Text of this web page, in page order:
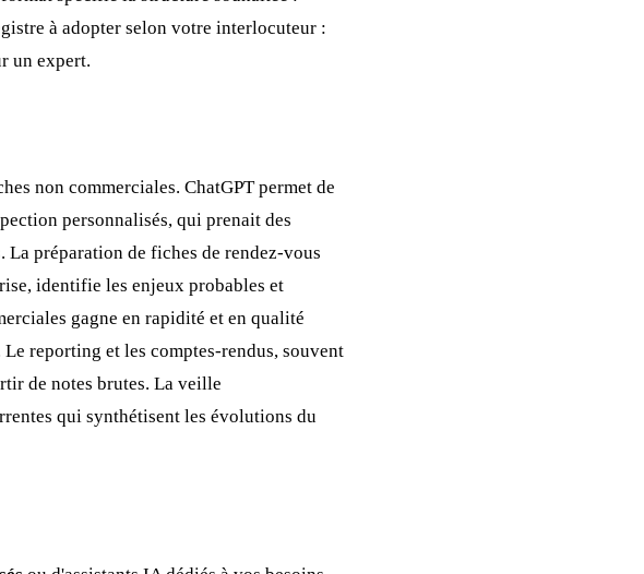
à adopter selon votre interlocuteur :
un expert.
non commerciales. ChatGPT permet de
personnalisés, qui prenait des
La préparation de fiches de rendez-vous
identifie les enjeux probables et
gagne en rapidité et en qualité
reporting et les comptes-rendus, souvent
de notes brutes. La veille
qui synthétisent les évolutions du